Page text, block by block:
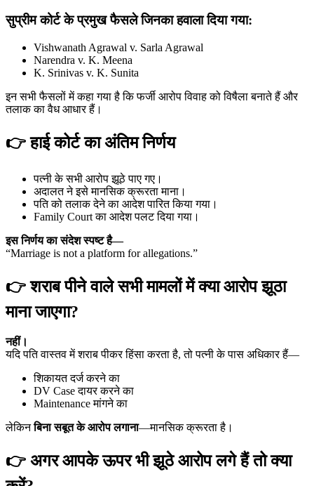
सुप्रीम कोर्ट के प्रमुख फैसले जिनका हवाला दिया गया:
Vishwanath Agrawal v. Sarla Agrawal
Narendra v. K. Meena
K. Srinivas v. K. Sunita
इन सभी फैसलों में कहा गया है कि फर्जी आरोप विवाह को विषैला बनाते हैं और
तलाक का वैध आधार हैं।
👉 हाई कोर्ट का अंतिम निर्णय
पत्नी के सभी आरोप झूठे पाए गए।
अदालत ने इसे मानसिक क्रूरता माना।
पति को तलाक देने का आदेश पारित किया गया।
Family Court का आदेश पलट दिया गया।
इस निर्णय का संदेश स्पष्ट है—
“Marriage is not a platform for allegations.”
👉 शराब पीने वाले सभी मामलों में क्या आरोप झूठा
माना जाएगा?
नहीं।
यदि पति वास्तव में शराब पीकर हिंसा करता है, तो पत्नी के पास अधिकार हैं—
शिकायत दर्ज करने का
DV Case दायर करने का
Maintenance मांगने का
लेकिनबिना सबूत के आरोप लगाना—मानसिक क्रूरता है।
👉 अगर आपके ऊपर भी झूठे आरोप लगे हैं तो क्या